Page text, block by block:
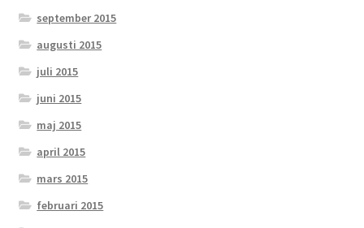
september 2015
augusti 2015
juli 2015
juni 2015
maj 2015
april 2015
mars 2015
februari 2015